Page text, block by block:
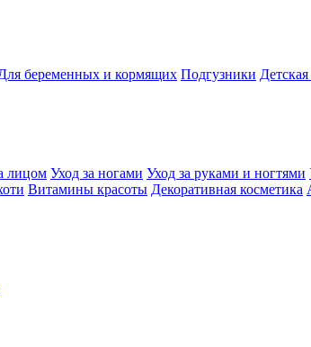
беременных и кормящих Подгузники
лицом Уход за ногами Уход за руками и ногтями
Витамины красоты Декоративная косметика